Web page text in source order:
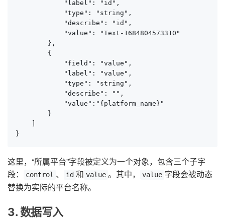
            "label": "id",
            "type": "string",
            "describe": "id",
            "value": "Text-1684804573310"
        },
        {
            "field": "value",
            "label": "value",
            "type": "string",
            "describe": "",
            "value":"{platform_name}"
        }
    ]
}
这里，“所属平台”字段被定义为一个对象，包含三个子字
段：
control 、 id 和 value 。其中， value 字段会被动态
替换为实际的平台名称。
3. 数据写入